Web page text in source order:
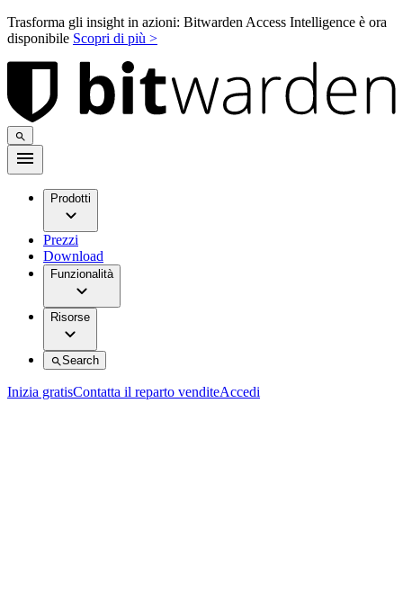
Trasforma gli insight in azioni: Bitwarden Access Intelligence è ora
disponibile Scopri di più >
Prodotti
Prezzi
Download
Funzionalità
Risorse
Search
Inizia gratisContatta il reparto venditeAccedi